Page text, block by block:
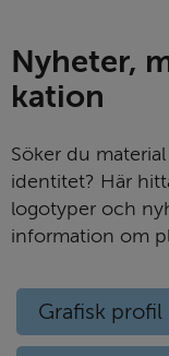
Nyheter,
kation
Söker du
identitet? Här
logotyper och
information om
Grafisk profil